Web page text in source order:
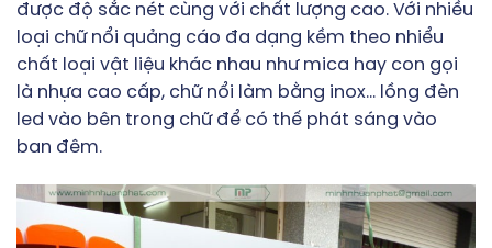
được độ sắc nét cùng với chất lượng cao. Với nhiều
loại chữ nổi quảng cáo đa dạng kềm theo nhiểu
chất loại vật liệu khác nhau như mica hay con gọi
là nhựa cao cấp, chữ nổi làm bằng inox… lồng đèn
led vào bên trong chữ để có thế phát sáng vào
ban đêm.